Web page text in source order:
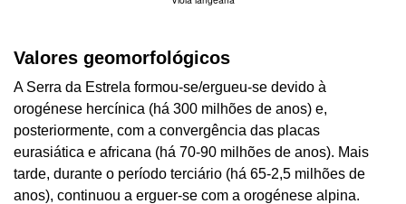
Valores geomorfológicos
A Serra da Estrela formou-se/ergueu-se devido à
orogénese hercínica (há 300 milhões de anos) e,
posteriormente, com a convergência das placas
eurasiática e africana (há 70-90 milhões de anos). Mais
tarde, durante o período terciário (há 65-2,5 milhões de
anos), continuou a erguer-se com a orogénese alpina.